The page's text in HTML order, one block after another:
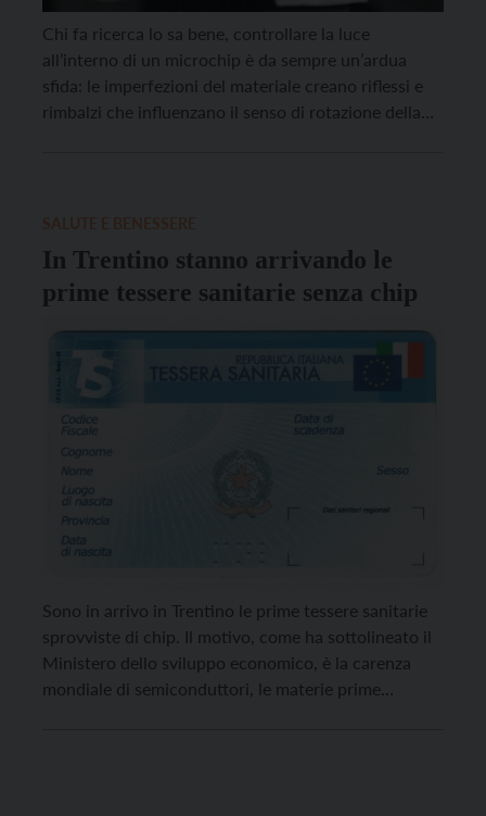
Chi fa ricerca lo sa bene, controllare la luce
all’interno di un microchip è da sempre un’ardua
sfida: le imperfezioni del materiale creano riflessi e
rimbalzi che influenzano il senso di rotazione della
In Trentino stanno arrivando le
prime tessere sanitarie senza chip
Sono in arrivo in Trentino le prime tessere sanitarie
sprovviste di chip. Il motivo, come ha sottolineato il
Ministero dello sviluppo economico, è la carenza
mondiale di semiconduttori, le materie prime